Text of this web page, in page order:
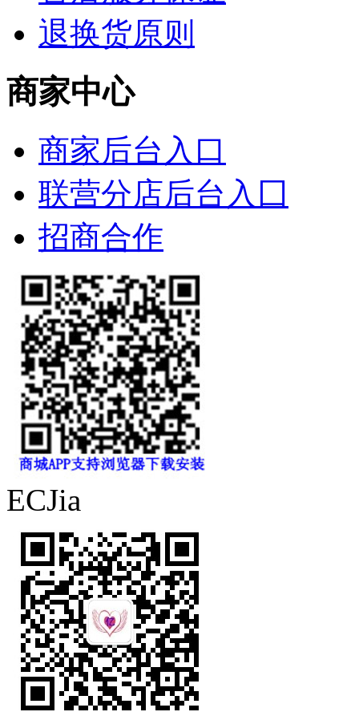
退换货原则
商家中心
商家后台入口
联营分店后台入囗
招商合作
ECJia